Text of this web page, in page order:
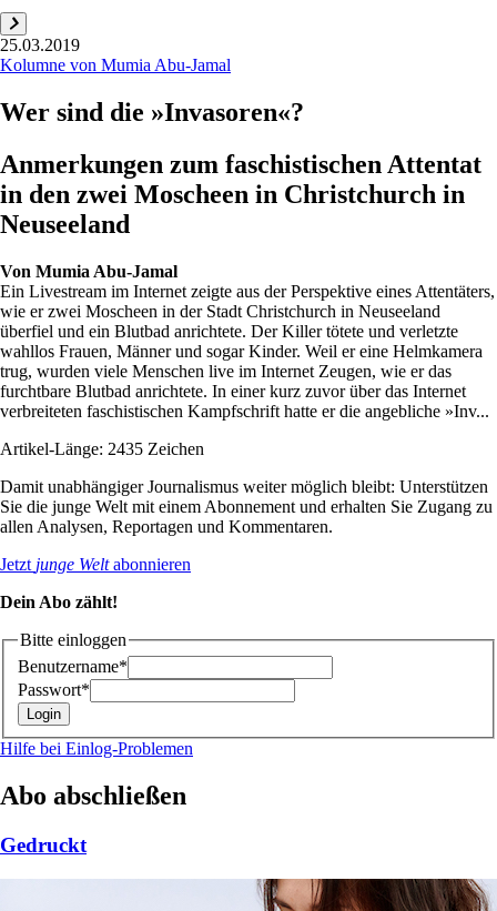
25.03.2019
Kolumne von Mumia Abu-Jamal
Wer sind die »Invasoren«?
Anmerkungen zum faschistischen Attentat
in den zwei Moscheen in Christchurch in
Neuseeland
Von Mumia Abu-Jamal
Ein Livestream im Internet zeigte aus der Perspektive eines Attentäters,
wie er zwei Moscheen in der Stadt Christchurch in Neuseeland
überfiel und ein Blutbad anrichtete. Der Killer tötete und verletzte
wahllos Frauen, Männer und sogar Kinder. Weil er eine Helmkamera
trug, wurden viele Menschen live im Internet Zeugen, wie er das
furchtbare Blutbad anrichtete. In einer kurz zuvor über das Internet
verbreiteten faschistischen Kampfschrift hatte er die angebliche »Inv...
Artikel-Länge: 2435 Zeichen
Damit unabhängiger Journalismus weiter möglich bleibt: Unterstützen
Sie die junge Welt mit einem Abonnement und erhalten Sie Zugang zu
allen Analysen, Reportagen und Kommentaren.
Jetzt junge Weltabonnieren
Dein Abo zählt!
Bitte einloggen
Benutzername*
Passwort*
Hilfe bei Einlog-Problemen
Abo abschließen
Gedruckt